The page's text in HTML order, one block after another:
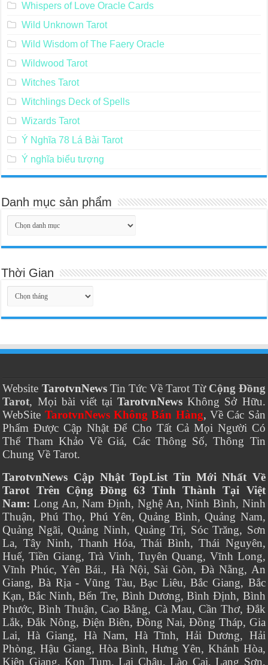
Whispers of Love Oracle Cards
Wild Unknown Tarot
Wild Wisdom of The Faery Oracle
Wildwood Tarot
Witches Tarot
Witchlings Deck of Spells
Wizards Tarot
Ý Nghĩa 78 Lá Bài Tarot
Ý nghĩa biểu tượng
Danh mục sản phẩm
Thời Gian
Thời
Gian
Website TarotvnNewsTin Tức Về Tarot Từ Cộng Đồng
Tarot, Mọi bài viết tạiTarotvnNews Không Sở Hữu.
WebSite TarotvnNews Không Bán Hàng, Về Các Sản
Phẩm Được Cập Nhật Để Cho Tất Cả Mọi Người Có
Thể Tham Khảo Về Giá, Các Thông Số, Thông Tin
Chung Về Tarot.
TarotvnNews Cập Nhật TopList Tin Mới Nhất Về
Tarot Trên Cộng Đồng 63 Tỉnh Thành Tại Việt
Nam: Long An, Nam Định, Nghệ An, Ninh Bình, Ninh
Thuận, Phú Thọ, Phú Yên, Quảng Bình, Quảng Nam,
Quảng Ngãi, Quảng Ninh, Quảng Trị, Sóc Trăng, Sơn
La, Tây Ninh, Thanh Hóa, Thái Bình, Thái Nguyên,
Huế, Tiền Giang, Trà Vinh, Tuyên Quang, Vĩnh Long,
Vĩnh Phúc, Yên Bái., Hà Nội, Sài Gòn, Đà Nẵng, An
Giang, Bà Rịa - Vũng Tàu, Bạc Liêu, Bắc Giang, Bắc
Kạn, Bắc Ninh, Bến Tre, Bình Dương, Bình Định, Bình
Phước, Bình Thuận, Cao Bằng, Cà Mau, Cần Thơ, Đắk
Lắk, Đắk Nông, Điện Biên, Đồng Nai, Đồng Tháp, Gia
Lai, Hà Giang, Hà Nam, Hà Tĩnh, Hải Dương, Hải
Phòng, Hậu Giang, Hòa Bình, Hưng Yên, Khánh Hòa,
Kiên Giang, Kon Tum, Lai Châu, Lào Cai, Lạng Sơn,